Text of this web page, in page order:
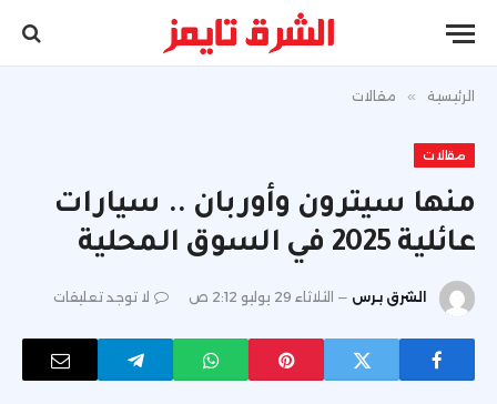
الرئيسية » مقالات
مقالات
منها سيترون وأوربان .. سيارات
عائلية 2025 في السوق المحلية
الشرق برس الثلاثاء 29 يوليو 2:12 ص لا توجد تعليقات